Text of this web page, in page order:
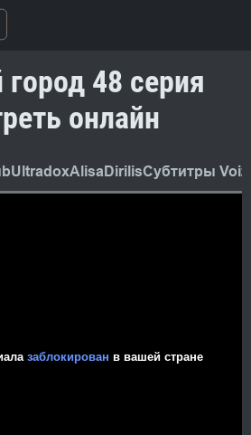
48 серия
онлайн
UltradoxAlisaDirilisСубтитры